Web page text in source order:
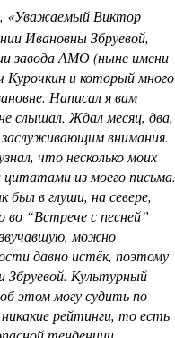
«Уважаемый Виктор
Ивановны Збруевой,
завода АМО (ныне имени
Курочкин и который много
Написал я вам
слышал. Ждал месяц, два,
внимания.
что несколько моих
цитатами из моего письма.
в глуши, на севере,
во “Встрече с песней”
можно
давно истёк, поэтому
Збруевой. Культурный
этом могу судить по
рейтинги, то есть